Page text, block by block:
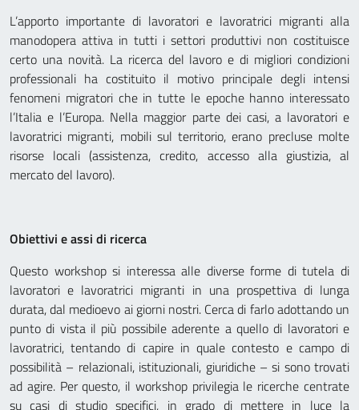
L’apporto importante di lavoratori e lavoratrici migranti alla
manodopera attiva in tutti i settori produttivi non costituisce
certo una novità. La ricerca del lavoro e di migliori condizioni
professionali ha costituito il motivo principale degli intensi
fenomeni migratori che in tutte le epoche hanno interessato
l’Italia e l’Europa. Nella maggior parte dei casi, a lavoratori e
lavoratrici migranti, mobili sul territorio, erano precluse molte
risorse locali (assistenza, credito, accesso alla giustizia, al
mercato del lavoro).
Obiettivi e assi di ricerca
Questo workshop si interessa alle diverse forme di tutela di
lavoratori e lavoratrici migranti in una prospettiva di lunga
durata, dal medioevo ai giorni nostri. Cerca di farlo adottando un
punto di vista il più possibile aderente a quello di lavoratori e
lavoratrici, tentando di capire in quale contesto e campo di
possibilità – relazionali, istituzionali, giuridiche – si sono trovati
ad agire. Per questo, il workshop privilegia le ricerche centrate
su casi di studio specifici, in grado di mettere in luce la